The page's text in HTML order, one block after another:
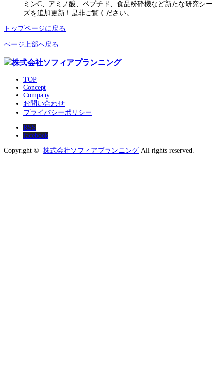
ミンC、アミノ酸、ペプチド、食品粉砕機など新たな研究シー
ズを追加更新！是非ご覧ください。
トップページに戻る
ページ上部へ戻る
TOP
Concept
Company
お問い合わせ
プライバシーポリシー
RSS
facebook
Copyright © 株式会社ソフィアプランニング All rights reserved.